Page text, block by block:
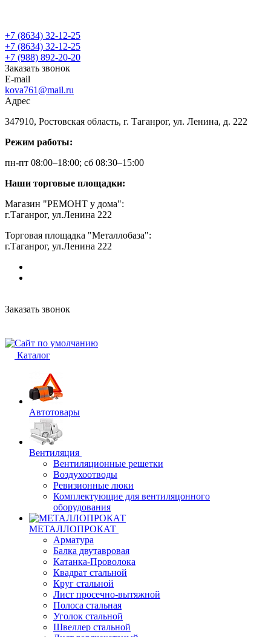
+7 (8634) 32-12-25
+7 (8634) 32-12-25
+7 (988) 892-20-20
Заказать звонок
E-mail
kova761@mail.ru
Адрес
347910, Ростовская область, г. Таганрог, ул. Ленина, д. 222
Режим работы:
пн-пт 08:00–18:00; сб 08:30–15:00
Наши торговые площадки:
Магазин "РЕМОНТ у дома":
г.Таганрог, ул.Ленина 222
Торговая площадка "Металлобаза":
г.Таганрог, ул.Ленина 222
Заказать звонок
Каталог
Автотовары
Вентиляция
Вентиляционные решетки
Воздухоотводы
Ревизионные люки
Комплектующие для вентиляцонного
оборудования
МЕТАЛЛОПРОКАТ
Арматура
Балка двутавровая
Катанка-Проволока
Квадрат стальной
Круг стальной
Лист просечно-вытяжной
Полоса стальная
Уголок стальной
Швеллер стальной